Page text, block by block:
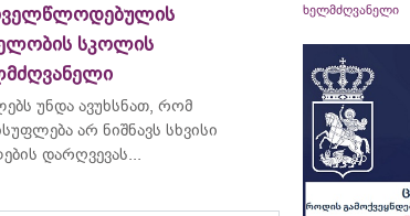
სკოლის
უნდა ავუხსნათ, რომ
არ ნიშნავს სხვისი
დარღვევას...
ხელმძღვანელი